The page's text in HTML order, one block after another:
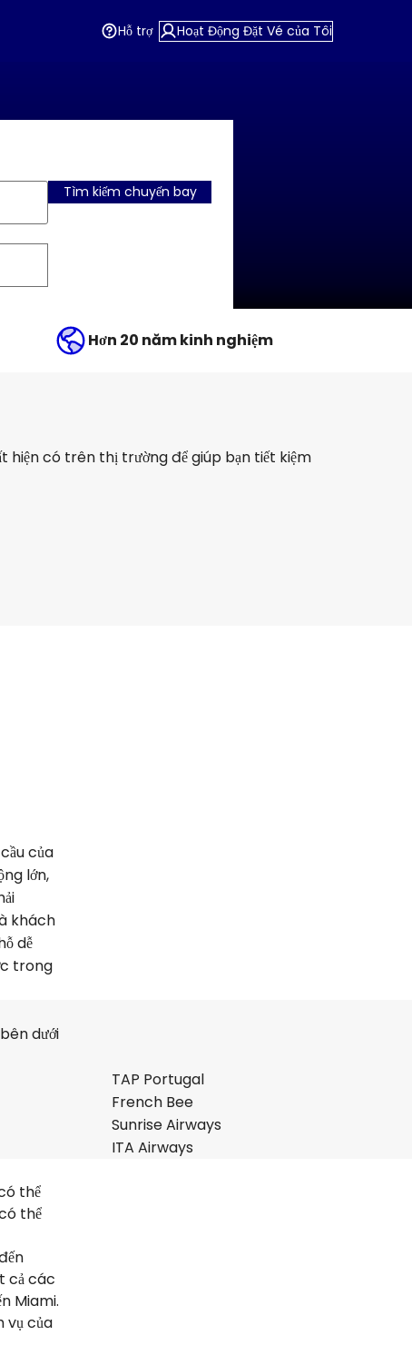
Hỗ trợ Hoạt Động Đặt Vé của Tôi
Tìm kiếm chuyến bay
Hơn 20 năm kinh nghiệm
hiện có trên thị trường để giúp bạn tiết kiệm
của
lớn,
khách
dễ
trong
dưới
TAP Portugal
French Bee
Sunrise Airways
ITA Airways
thể
thể
cả các
Miami.
vụ của